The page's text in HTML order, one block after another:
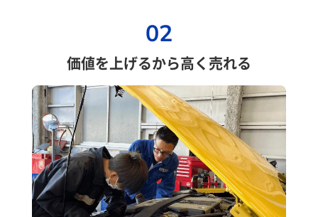
02
価値を上げるから高く売れる